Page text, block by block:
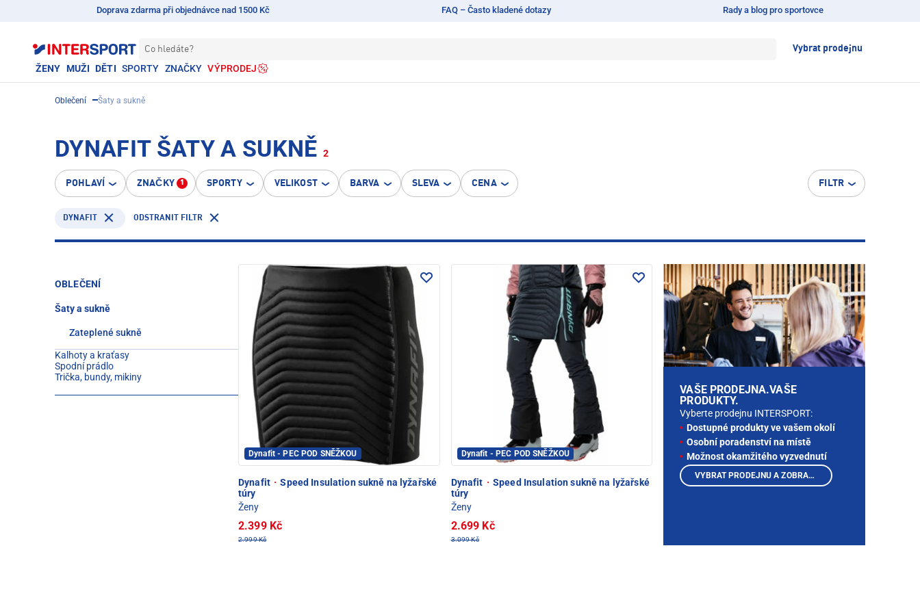
Doprava zdarma při objednávce nad 1500 Kč FAQ – Často kladené dotazy Rady a blog pro sportovce
Co hledáte? Vybrat prodejnu
ŽENY MUŽI DĚTI SPORTY ZNAČKY VÝPRODEJ
Oblečení Šaty a sukně
DYNAFIT ŠATY A SUKNĚ 2
POHLAVÍ ZNAČKY 1 SPORTY VELIKOST BARVA SLEVA CENA FILTR
DYNAFIT ODSTRANIT FILTR
OBLEČENÍ
Šaty a sukně
Zateplené sukně
Kalhoty a kraťasy
Spodní prádlo
Trička, bundy, mikiny
Dynafit - PEC POD SNĚŽKOU
Dynafit · Speed Insulation sukně na lyžařské
túry
Ženy
2.399 Kč
2.999 Kč
Dynafit - PEC POD SNĚŽKOU
Dynafit · Speed Insulation sukně na lyžařské
túry
Ženy
2.699 Kč
3.099 Kč
VAŠE PRODEJNA.VAŠE
PRODUKTY.
Vyberte prodejnu INTERSPORT:
Dostupné produkty ve vašem okolí
Osobní poradenství na místě
Možnost okamžitého vyzvednutí
VYBRAT PRODEJNU A ZOBRAZIT PRODUKTY